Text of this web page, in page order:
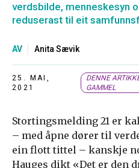
verdsbilde, menneskesyn
reduserast til eit
AV Anita Sævik
25. MAI,
2021
DENNE
GAMMEL
Stortingsmelding 21 er
– med åpne dører til
ein flott tittel – kanskje
Hauges dikt «Det er den